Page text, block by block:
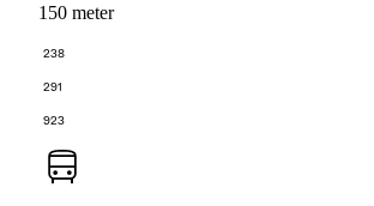
150 meter
238
291
923